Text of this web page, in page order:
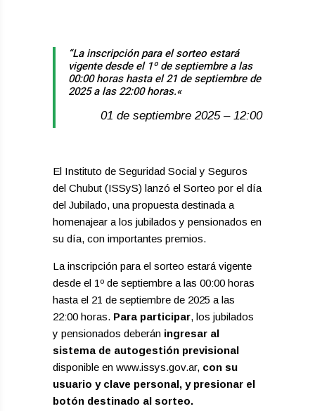
“La inscripción para el sorteo estará
vigente desde el 1º de septiembre a las
00:00 horas hasta el 21 de septiembre de
2025 a las 22:00 horas.«
01 de septiembre 2025 – 12:00
El Instituto de Seguridad Social y Seguros
del Chubut (ISSyS) lanzó el Sorteo por el día
del Jubilado, una propuesta destinada a
homenajear a los jubilados y pensionados en
su día, con importantes premios.
La inscripción para el sorteo estará vigente
desde el 1º de septiembre a las 00:00 horas
hasta el 21 de septiembre de 2025 a las
22:00 horas. Para participar, los jubilados
y pensionados deberán ingresar al
sistema de autogestión previsional
disponible en www.issys.gov.ar, con su
usuario y clave personal, y presionar el
botón destinado al sorteo.